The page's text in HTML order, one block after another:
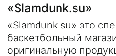
«Slamdunk.su»
«Slamdunk.su» это
баскетбольный
оригинальную